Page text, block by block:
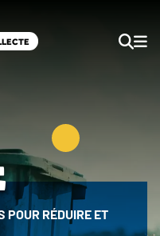
POUR RÉDUIRE ET